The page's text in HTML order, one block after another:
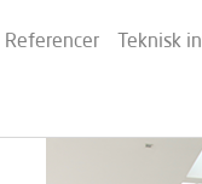
Referencer Teknisk